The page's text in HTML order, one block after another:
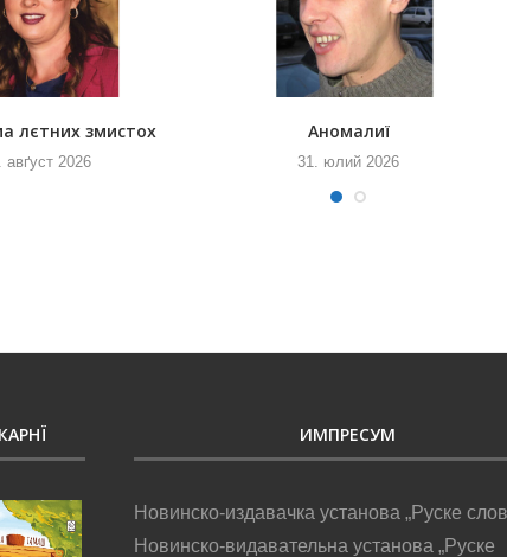
лєтних змистох
авґуст 2026
Аномалиї
31. юлий 2026
ИМПРЕСУМ
Новинско-издавачка установа „Руске
Новинско-видавательна установа „Руске